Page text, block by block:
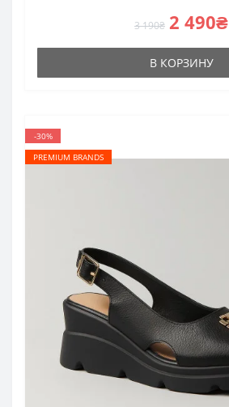
3 190₴ 2 490₴
В КОРЗИНУ
-30%
PREMIUM BRANDS